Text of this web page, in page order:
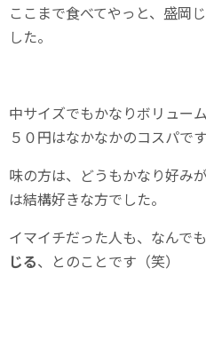
ここまで食べてやっと、盛岡
した。
中サイズでもかなりボリュー
５０円はなかなかのコスパです
味の方は、どうもかなり好み
は結構好きな方でした。
イマイチだった人も、なんでも
じる、とのことです（笑）